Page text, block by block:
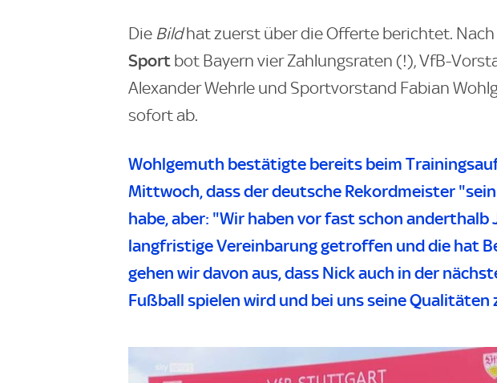
Die Bildhat zuerst über die Offerte berichtet.
Sport bot Bayern vier Zahlungsraten (!), VfB-
Alexander Wehrle und Sportvorstand Fabian
sofort ab.
Wohlgemuth bestätigte bereits beim
Mittwoch, dass der deutsche Rekordmeister
habe, aber: "Wir haben vor fast schon anderthalb
langfristige Vereinbarung getroffen und die hat
gehen wir davon aus, dass Nick auch in der
Fußball spielen wird und bei uns seine Qualitäten